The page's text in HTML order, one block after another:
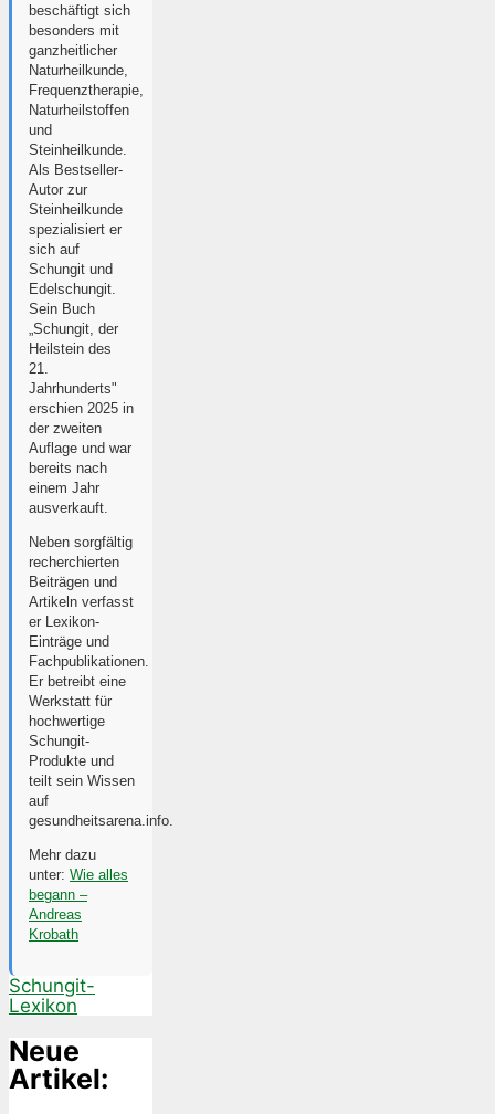
beschäftigt sich
besonders mit
ganzheitlicher
Naturheilkunde,
Frequenztherapie,
Naturheilstoffen
und
Steinheilkunde.
Als Bestseller-
Autor zur
Steinheilkunde
spezialisiert er
sich auf
Schungit und
Edelschungit.
Sein Buch
„Schungit, der
Heilstein des
21.
Jahrhunderts"
erschien 2025 in
der zweiten
Auflage und war
bereits nach
einem Jahr
ausverkauft.
Neben sorgfältig
recherchierten
Beiträgen und
Artikeln verfasst
er Lexikon-
Einträge und
Fachpublikationen.
Er betreibt eine
Werkstatt für
hochwertige
Schungit-
Produkte und
teilt sein Wissen
auf
gesundheitsarena.info.
Mehr dazu
unter: Wie alles
begann –
Andreas
Krobath
Schungit-
Lexikon
Neue
Artikel: